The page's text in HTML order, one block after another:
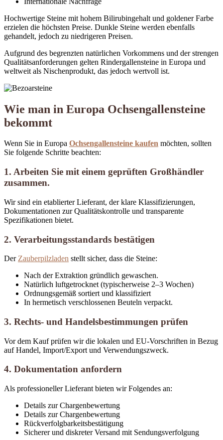
Hochwertige Steine ​​mit hohem Bilirubingehalt und goldener Farbe
erzielen die höchsten Preise. Dunkle Steine ​​werden ebenfalls
gehandelt, jedoch zu niedrigeren Preisen.
Aufgrund des begrenzten natürlichen Vorkommens und der strengen
Qualitätsanforderungen gelten Rindergallensteine ​​in Europa und
weltweit als Nischenprodukt, das jedoch wertvoll ist.
Wie man in Europa Ochsengallensteine ​​
bekommt
Wenn Sie in Europa Ochsengallensteine ​​kaufen möchten, sollten
Sie folgende Schritte beachten:
1. Arbeiten Sie mit einem geprüften Großhändler
zusammen.
Wir sind ein etablierter Lieferant, der klare Klassifizierungen,
Dokumentationen zur Qualitätskontrolle und transparente
Spezifikationen bietet.
2. Verarbeitungsstandards bestätigen
Der Zauberpilzladen stellt sicher, dass die Steine:
Nach der Extraktion gründlich gewaschen.
Natürlich luftgetrocknet (typischerweise 2–3 Wochen)
Ordnungsgemäß sortiert und klassifiziert
In hermetisch verschlossenen Beuteln verpackt.
3. Rechts- und Handelsbestimmungen prüfen
Vor dem Kauf prüfen wir die lokalen und EU-Vorschriften in Bezug
auf Handel, Import/Export und Verwendungszweck.
4. Dokumentation anfordern
Als professioneller Lieferant bieten wir Folgendes an:
Details zur Chargenbewertung
Details zur Chargenbewertung
Rückverfolgbarkeitsbestätigung
Sicherer und diskreter Versand mit Sendungsverfolgung